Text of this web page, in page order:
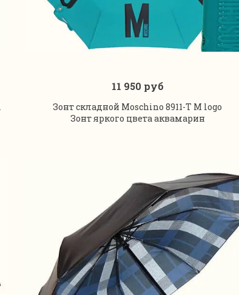
В корзину
11 950 руб
Зонт складной Moschino 8911-T M logo
Зонт яркого цвета аквамарин